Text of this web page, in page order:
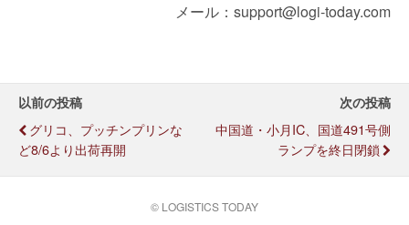
メール：support@logi-today.com
以前の投稿
グリコ、プッチンプリンな
ど8/6より出荷再開
次の投稿
中国道・小月IC、国道491号側
ランプを終日閉鎖
© LOGISTICS TODAY